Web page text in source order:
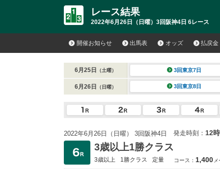
レース結果
2022年6月26日（日曜）3回阪神4日 6レース
開催お知らせ 出馬表 オッズ 払戻金
6月25日 （土曜） 3回東京7日
6月26日 （日曜） 3回東京8日
2022年6月26日（日曜） 3回阪神4日 発走時刻： 12
3歳以上1勝クラス
3歳以上 1勝クラス 定量 コース： 1,400